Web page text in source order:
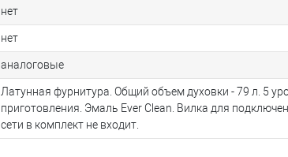
нет
нет
аналоговые
Латунная фурнитура. Общий объем духовки - 79 л. 5
приготовления. Эмаль Ever Clean. Вилка для
сети в комплект не входит.